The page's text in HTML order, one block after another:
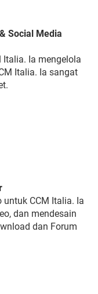
Social Media
Ia mengelola
Italia. Ia sangat
CCM Italia. Ia
dan mendesain
dan Forum